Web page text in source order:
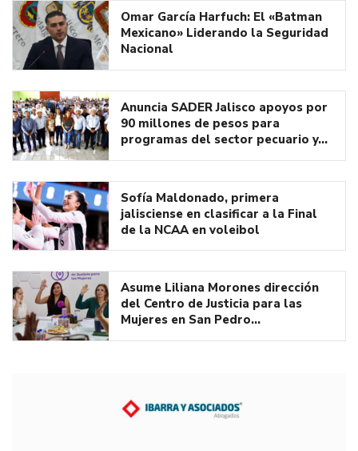
Omar García Harfuch: El «Batman
Mexicano» Liderando la Seguridad
Nacional
Anuncia SADER Jalisco apoyos por
90 millones de pesos para
programas del sector pecuario y…
Sofía Maldonado, primera
jalisciense en clasificar a la Final
de la NCAA en voleibol
Asume Liliana Morones dirección
del Centro de Justicia para las
Mujeres en San Pedro…